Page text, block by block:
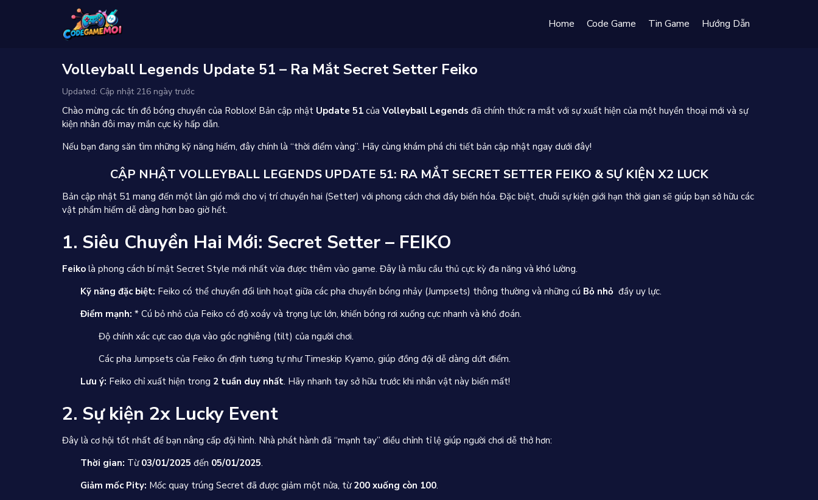
Home Code Game Tin Game Hướng Dẫn
Volleyball Legends Update 51 – Ra Mắt Secret Setter Feiko
Updated: Cập nhật 216 ngày trước
Chào mừng các tín đồ bóng chuyền của Roblox! Bản cập nhật Update 51 của Volleyball Legends đã chính thức ra mắt với sự xuất hiện của một huyền thoại mới và sự
kiện nhân đôi may mắn cực kỳ hấp dẫn.
Nếu bạn đang săn tìm những kỹ năng hiếm, đây chính là “thời điểm vàng”. Hãy cùng khám phá chi tiết bản cập nhật ngay dưới đây!
CẬP NHẬT VOLLEYBALL LEGENDS UPDATE 51: RA MẮT SECRET SETTER FEIKO & SỰ KIỆN X2 LUCK
Bản cập nhật 51 mang đến một làn gió mới cho vị trí chuyền hai (Setter) với phong cách chơi đầy biến hóa. Đặc biệt, chuỗi sự kiện giới hạn thời gian sẽ giúp bạn sở hữu các
vật phẩm hiếm dễ dàng hơn bao giờ hết.
1. Siêu Chuyền Hai Mới: Secret Setter – FEIKO
Feiko là phong cách bí mật Secret Style mới nhất vừa được thêm vào game. Đây là mẫu cầu thủ cực kỳ đa năng và khó lường.
Kỹ năng đặc biệt: Feiko có thể chuyển đổi linh hoạt giữa các pha chuyền bóng nhảy (Jumpsets) thông thường và những cú Bỏ nhỏ đầy uy lực.
Điểm mạnh: * Cú bỏ nhỏ của Feiko có độ xoáy và trọng lực lớn, khiến bóng rơi xuống cực nhanh và khó đoán.
Độ chính xác cực cao dựa vào góc nghiêng (tilt) của người chơi.
Các pha Jumpsets của Feiko ổn định tương tự như Timeskip Kyamo, giúp đồng đội dễ dàng dứt điểm.
Lưu ý: Feiko chỉ xuất hiện trong 2 tuần duy nhất. Hãy nhanh tay sở hữu trước khi nhân vật này biến mất!
2. Sự kiện 2x Lucky Event
Đây là cơ hội tốt nhất để bạn nâng cấp đội hình. Nhà phát hành đã “mạnh tay” điều chỉnh tỉ lệ giúp người chơi dễ thở hơn:
Thời gian: Từ 03/01/2025 đến 05/01/2025.
Giảm mốc Pity: Mốc quay trúng Secret đã được giảm một nửa, từ 200 xuống còn 100.